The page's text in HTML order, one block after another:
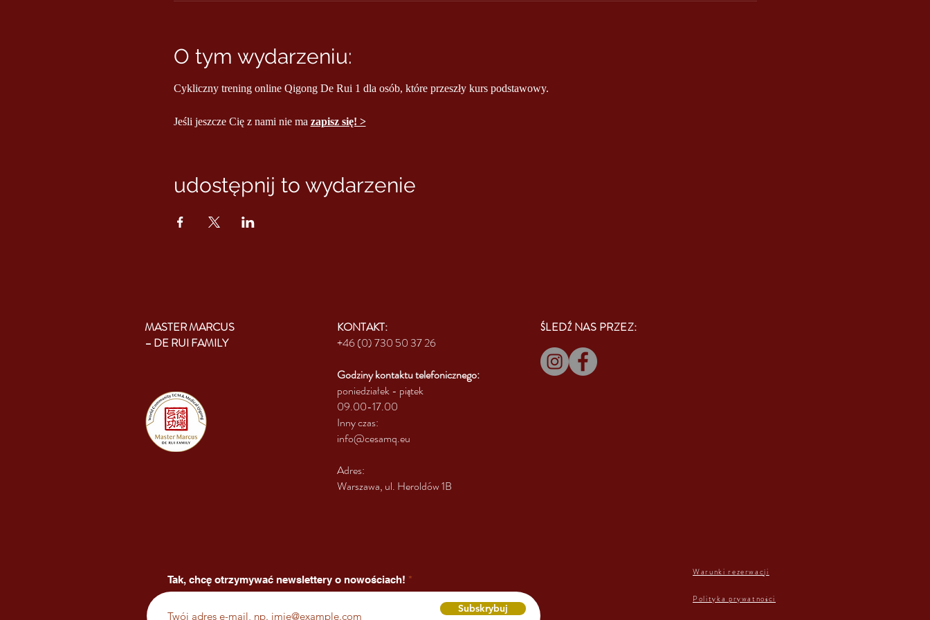
O tym wydarzeniu:
Cykliczny trening online Qigong De Rui 1 dla osób, które przeszły kurs podstawowy.
Jeśli jeszcze Cię z nami nie ma zapisz się! >
udostępnij to wydarzenie
KONTAKT:
+46 (0) 730 50 37 26
Godziny kontaktutelefonicznego:
poniedziałek - piątek
09.00-17.00
Inny czas:
info@cesamq.eu
Adres:
Warszawa, ul. Heroldów 1B
MASTER MARCUS
– DE RUI FAMILY
ŚLEDŹ NAS PRZEZ:
Tak, chcę otrzymywać newslettery o nowościach!
Subskrybuj
Warunki rezerwacji
Polityka prywatności